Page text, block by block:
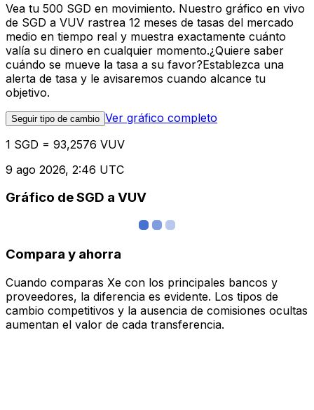
Vea tu 500 SGD en movimiento. Nuestro gráfico en vivo
de SGD a VUV rastrea 12 meses de tasas del mercado
medio en tiempo real y muestra exactamente cuánto
valía su dinero en cualquier momento.¿Quiere saber
cuándo se mueve la tasa a su favor?Establezca una
alerta de tasa y le avisaremos cuando alcance tu
objetivo.
Seguir tipo de cambio Ver gráfico completo
1 SGD = 93,2576 VUV
9 ago 2026, 2:46 UTC
Gráfico de SGD a VUV
Compara y ahorra
Cuando comparas Xe con los principales bancos y
proveedores, la diferencia es evidente. Los tipos de
cambio competitivos y la ausencia de comisiones ocultas
aumentan el valor de cada transferencia.